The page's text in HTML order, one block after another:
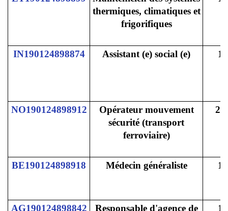
thermiques, climatiques et
frigorifiques
IN190124898874 Assistant (e) social (e) 1
NO190124898912
Opérateur mouvement
sécurité (transport
ferroviaire)
25
BE190124898918 Médecin généraliste 1
AG190124898842
Responsable d'agence de
1